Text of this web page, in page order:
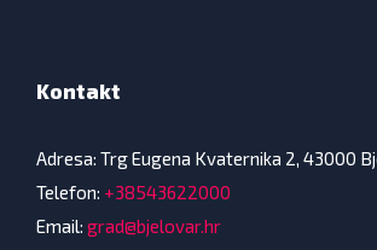
Kontakt
Adresa: Trg Eugena Kvaternika 2, 43000
Telefon: +38543622000
Email: grad@bjelovar.hr